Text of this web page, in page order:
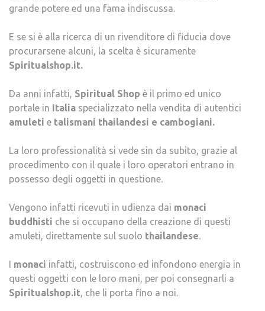
grande potere ed una fama indiscussa.
E se si è alla ricerca di un rivenditore di fiducia dove
procurarsene alcuni, la scelta è sicuramente
Spiritualshop.it.
Da anni infatti, Spiritual Shop è il primo ed unico
portale in Italia specializzato nella vendita di autentici
amuleti e talismani thailandesi e cambogiani.
La loro professionalità si vede sin da subito, grazie al
procedimento con il quale i loro operatori entrano in
possesso degli oggetti in questione.
Vengono infatti ricevuti in udienza dai monaci
buddhisti che si occupano della creazione di questi
amuleti, direttamente sul suolo thailandese.
I monaci infatti, costruiscono ed infondono energia in
questi oggetti con le loro mani, per poi consegnarli a
Spiritualshop.it, che li porta fino a noi.